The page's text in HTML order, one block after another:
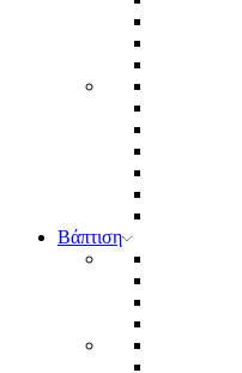
Βάπτιση